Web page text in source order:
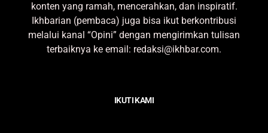
konten yang ramah, mencerahkan, dan inspiratif.
Ikhbarian (pembaca) juga bisa ikut berkontribusi
melalui kanal “Opini” dengan mengirimkan tulisan
terbaiknya ke email: redaksi@ikhbar.com.
IKUTI KAMI